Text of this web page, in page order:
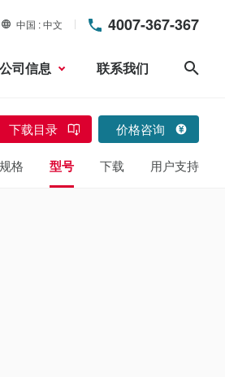
中国 中文 4007-367-367
公司信息 联系我们
下载目录 价格咨询
格 型号 下载 用户支持